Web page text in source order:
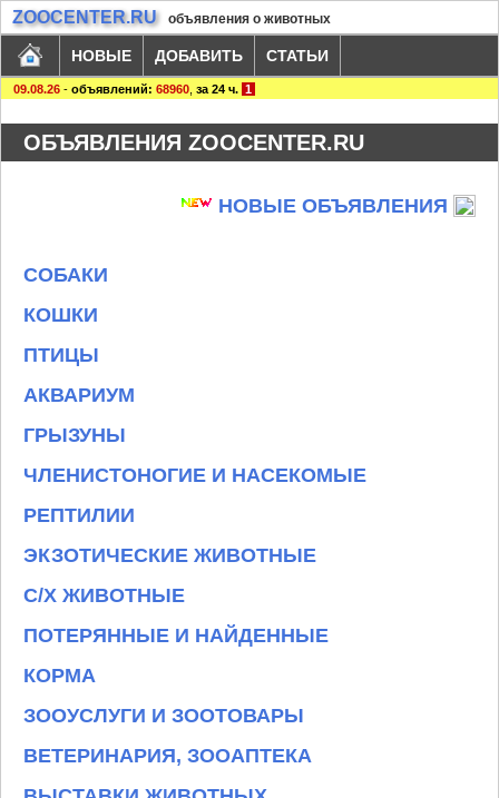
ZOOCENTER.RU объявления о животных
НОВЫЕ ДОБАВИТЬ СТАТЬИ
09.08.26 - объявлений: 68960 за 24 ч. 1
ОБЪЯВЛЕНИЯ ZOOCENTER.RU
НОВЫЕ ОБЪЯВЛЕНИЯ
СОБАКИ
КОШКИ
ПТИЦЫ
АКВАРИУМ
ГРЫЗУНЫ
ЧЛЕНИСТОНОГИЕ И НАСЕКОМЫЕ
РЕПТИЛИИ
ЭКЗОТИЧЕСКИЕ ЖИВОТНЫЕ
С/Х ЖИВОТНЫЕ
ПОТЕРЯННЫЕ И НАЙДЕННЫЕ
КОРМА
ЗООУСЛУГИ И ЗООТОВАРЫ
ВЕТЕРИНАРИЯ, ЗООАПТЕКА